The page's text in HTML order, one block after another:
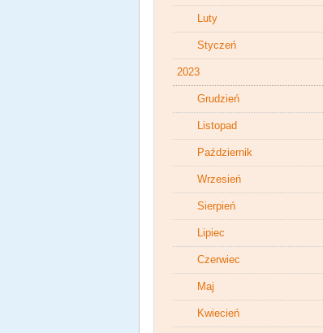
Luty
Styczeń
2023
Grudzień
Listopad
Październik
Wrzesień
Sierpień
Lipiec
Czerwiec
Maj
Kwiecień